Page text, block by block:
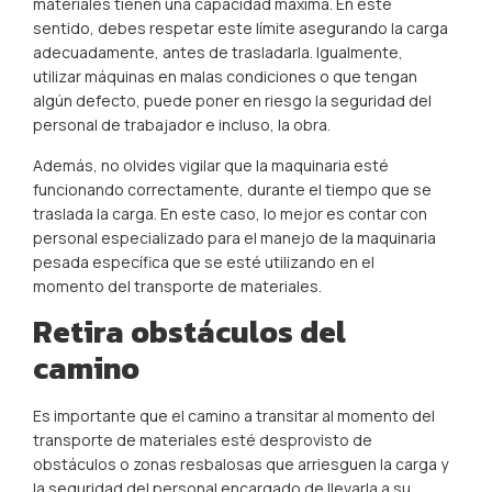
sentido, debes respetar este límite asegurando la carga
adecuadamente, antes de trasladarla. Igualmente,
utilizar máquinas en malas condiciones o que tengan
algún defecto, puede poner en riesgo la seguridad del
personal de trabajador e incluso, la obra.
Además, no olvides vigilar que la maquinaria esté
funcionando correctamente, durante el tiempo que se
traslada la carga. En este caso, lo mejor es contar con
personal especializado para el manejo de la maquinaria
pesada específica que se esté utilizando en el
momento del transporte de materiales.
Retira obstáculos del
camino
Es importante que el camino a transitar al momento del
transporte de materiales esté desprovisto de
obstáculos o zonas resbalosas que arriesguen la carga y